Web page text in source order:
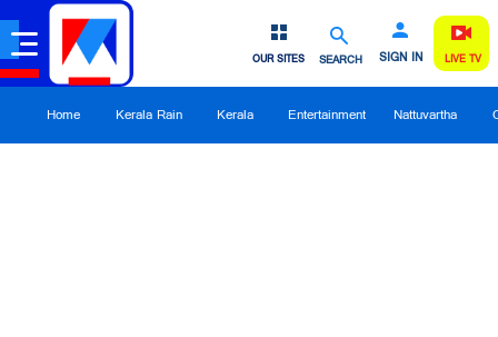
SEARCH SIGN IN
OUR SITES LIVE TV
Home Kerala Rain Kerala Entertainment Nattuvartha